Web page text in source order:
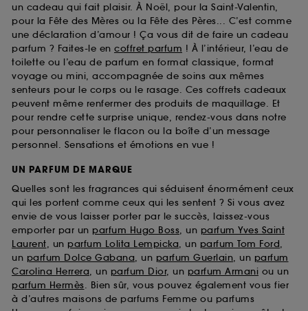
un cadeau qui fait plaisir. À Noël, pour la Saint-Valentin,
pour la Fête des Mères ou la Fête des Pères... C’est comme
une déclaration d’amour ! Ça vous dit de faire un cadeau
parfum ? Faites-le en coffret parfum ! À l’intérieur, l’eau de
toilette ou l’eau de parfum en format classique, format
voyage ou mini, accompagnée de soins aux mêmes
senteurs pour le corps ou le rasage. Ces coffrets cadeaux
peuvent même renfermer des produits de maquillage. Et
pour rendre cette surprise unique, rendez-vous dans notre
pour personnaliser le flacon ou la boîte d’un message
personnel. Sensations et émotions en vue !
UN PARFUM DE MARQUE
Quelles sont les fragrances qui séduisent énormément ceux
qui les portent comme ceux qui les sentent ? Si vous avez
envie de vous laisser porter par le succès, laissez-vous
emporter par un parfum Hugo Boss, un parfum Yves Saint
Laurent, un parfum Lolita Lempicka, un parfum Tom Ford,
un parfum Dolce Gabana, un parfum Guerlain, un parfum
Carolina Herrera, un parfum Dior, un parfum Armani ou un
parfum Hermès. Bien sûr, vous pouvez également vous fier
à d’autres maisons de parfums Femme ou parfums